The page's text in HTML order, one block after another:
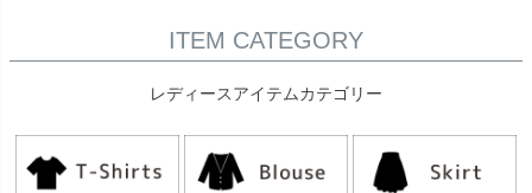
ITEM CATEGORY
レディースアイテムカテゴリー